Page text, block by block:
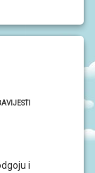
i